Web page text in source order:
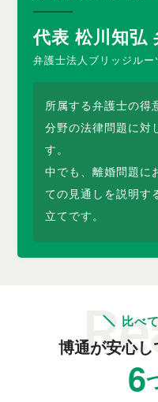
代表 松川知弘
弁護士法人ブリッジルー
所属する弁護士の得
分野の法律問題に対
す。
中でも、離婚問題に
ての見通しを説明す
立てです。
比べ
博通が安心
6